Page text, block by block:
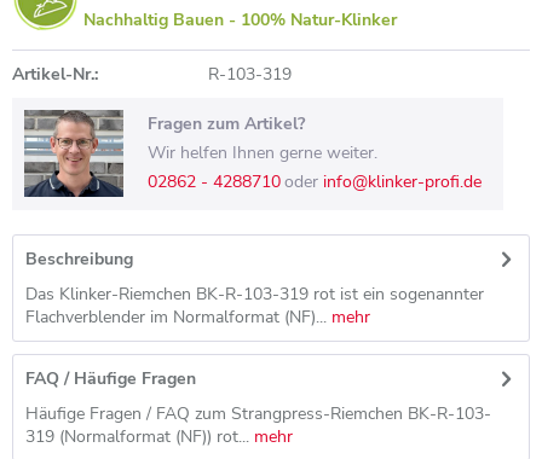
Nachhaltig Bauen - 100% Natur-Klinker
Artikel-Nr.: R-103-319
Fragen zum Artikel?
Wir helfen Ihnen gerne weiter.
02862 - 4288710oder info@klinker-profi.de
Beschreibung
Das Klinker-Riemchen BK-R-103-319 rot ist ein sogenannter
Flachverblender im Normalformat (NF)... mehr
FAQ / Häufige Fragen
Häufige Fragen / FAQ zum Strangpress-Riemchen BK-R-103-
319 (Normalformat (NF)) rot... mehr